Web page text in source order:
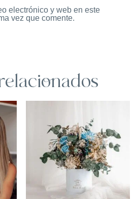
electrónico y web en este
vez que comente.